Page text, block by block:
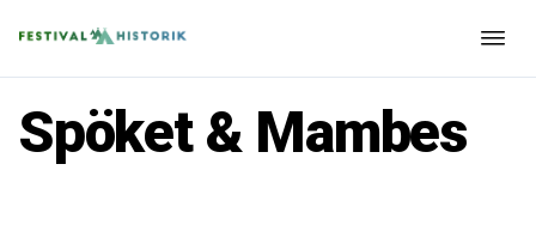
Spöket & Mambes